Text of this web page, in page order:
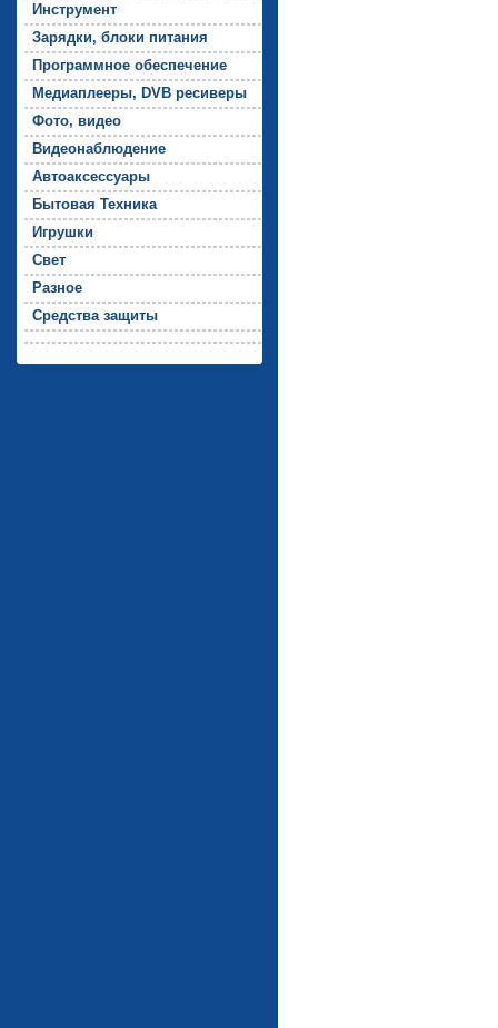
Инс­тру­мент
За­ряд­ки, бло­ки пи­тания
Прог­рамм­ное обес­пе­чение
Ме­ди­ап­ле­еры, DVB ре­сиве­ры
Фо­то, ви­део
Ви­де­онаб­лю­дение
Ав­то­ак­сессу­ары
Бы­товая Тех­ни­ка
Иг­рушки
Свет
Раз­ное
Средс­тва за­щиты